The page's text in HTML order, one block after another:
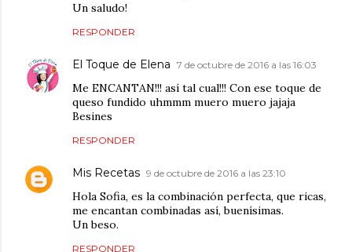
Un saludo!
RESPONDER
El Toque de Elena 7 de octubre de 2016 a las 16:03
Me ENCANTAN!!! así tal cual!!! Con ese toque de
queso fundido uhmmm muero muero jajaja
Besines
RESPONDER
Mis Recetas 9 de octubre de 2016 a las 23:10
Hola Sofia, es la combinación perfecta, que ricas,
me encantan combinadas así, buenísimas.
Un beso.
RESPONDER